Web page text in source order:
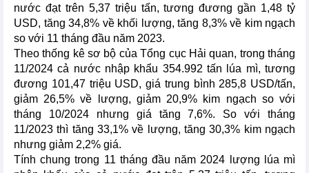
nước đạt trên 5,37 triệu tấn, tương đương gần 1,48 tỷ
USD, tăng 34,8% về khối lượng, tăng 8,3% về kim ngạch
so với 11 tháng đầu năm 2023.
Theo thống kê sơ bộ của Tổng cục Hải quan, trong tháng
11/2024 cả nước nhập khẩu 354.992 tấn lúa mì, tương
đương 101,47 triệu USD, giá trung bình 285,8 USD/tấn,
giảm 26,5% về lượng, giảm 20,9% kim ngạch so với
tháng 10/2024 nhưng giá tăng 7,6%. So với tháng
11/2023 thì tăng 33,1% về lượng, tăng 30,3% kim ngạch
nhưng giảm 2,2% giá.
Tính chung trong 11 tháng đầu năm 2024 lượng lúa mì